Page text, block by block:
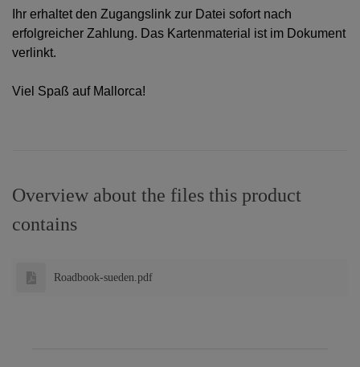
Ihr erhaltet den Zugangslink zur Datei sofort nach
erfolgreicher Zahlung. Das Kartenmaterial ist im Dokument
verlinkt.
Viel Spaß auf Mallorca!
Overview about the files this product
contains
Roadbook-sueden.pdf